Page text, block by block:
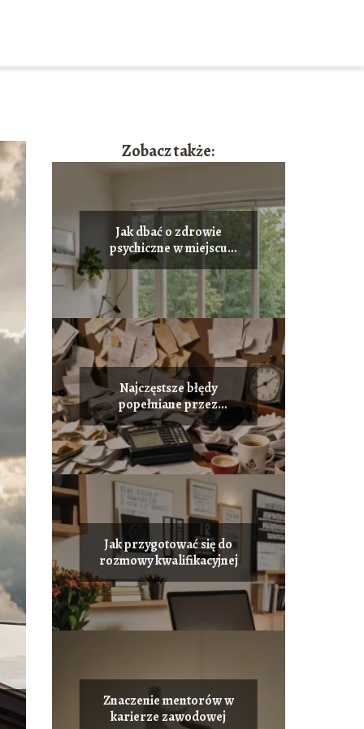
Zobacz także:
Jak dbać o zdrowie
psychiczne w miejscu
pracy
Najczęstsze błędy
popełniane przez
pracowników
Jak przygotować się do
rozmowy kwalifikacyjnej
Znaczenie mentorów w
karierze zawodowej